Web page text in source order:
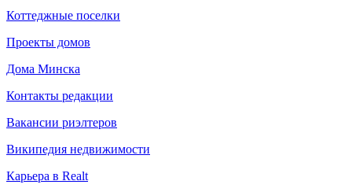
Коттеджные поселки
Проекты домов
Дома Минска
Контакты редакции
Вакансии риэлтеров
Википедия недвижимости
Карьера в Realt